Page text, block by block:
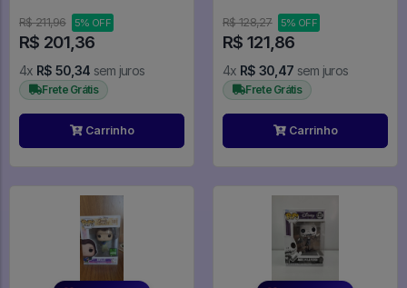
R$ 211,96
5% OFF
R$ 201,36
4x R$ 50,34 sem juros
Frete Grátis
Carrinho
R$ 128,27 5% OFF
R$ 121,86
4x R$ 30,47 sem juros
Frete Grátis
Carrinho